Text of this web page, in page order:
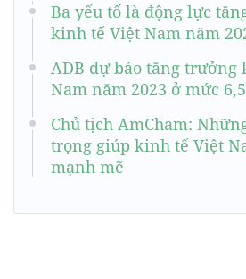
Ba yếu tố là động lực
kinh tế Việt Nam năm
ADB dự báo tăng trưởng
Nam năm 2023 ở mức
Chủ tịch AmCham:
trọng giúp kinh tế Việt
mạnh mẽ